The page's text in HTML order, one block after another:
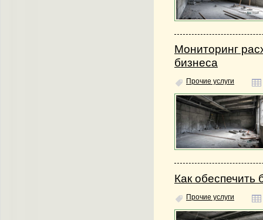
Мониторинг
бизнеса
Прочие услуги
Как обеспечить
Прочие услуги